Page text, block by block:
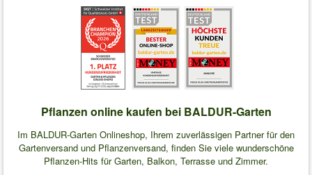
Pflanzen online kaufen bei BALDUR-Garten
Im BALDUR-Garten Onlineshop, Ihrem zuverlässigen Partner für den
Gartenversand und Pflanzenversand, finden Sie viele wunderschöne
Pflanzen-Hits für Garten, Balkon, Terrasse und Zimmer.